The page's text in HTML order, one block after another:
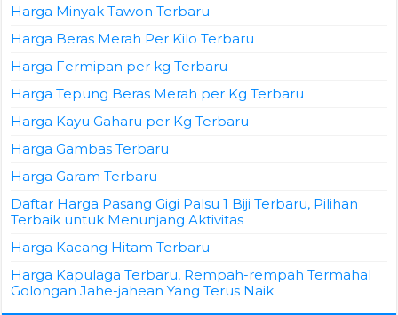
Harga Minyak Tawon Terbaru
Harga Beras Merah Per Kilo Terbaru
Harga Fermipan per kg Terbaru
Harga Tepung Beras Merah per Kg Terbaru
Harga Kayu Gaharu per Kg Terbaru
Harga Gambas Terbaru
Harga Garam Terbaru
Daftar Harga Pasang Gigi Palsu 1 Biji Terbaru, Pilihan
Terbaik untuk Menunjang Aktivitas
Harga Kacang Hitam Terbaru
Harga Kapulaga Terbaru, Rempah-rempah Termahal
Golongan Jahe-jahean Yang Terus Naik